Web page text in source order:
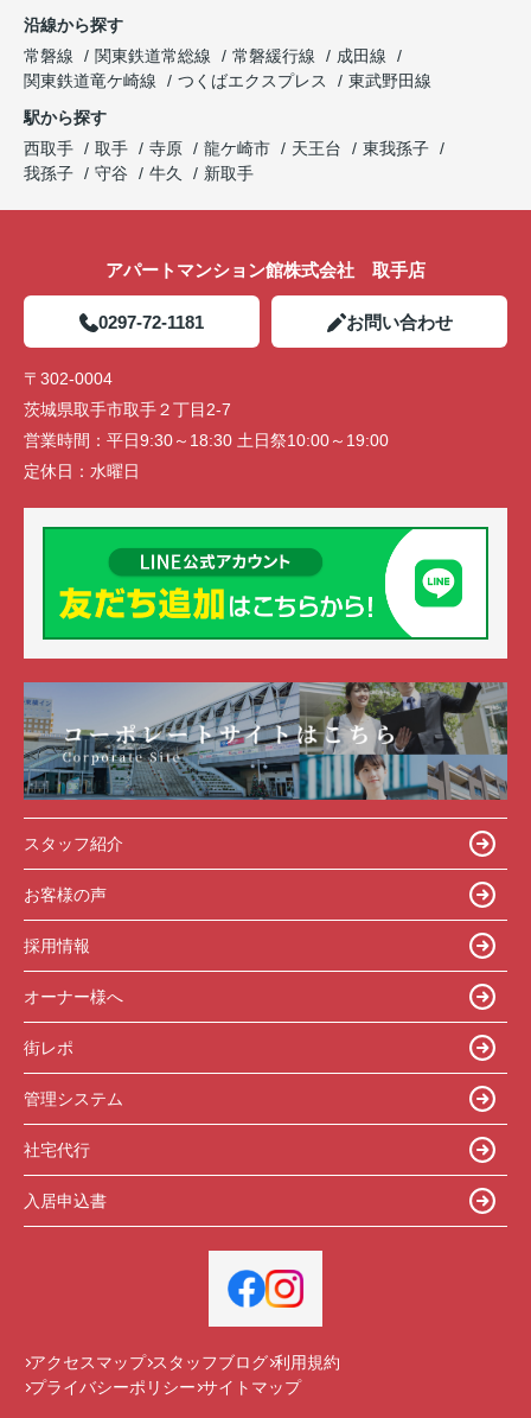
沿線から探す
常磐線
関東鉄道常総線 常磐緩行線
成田線
関東鉄道竜ケ崎線
つくばエクスプレス
東武野田線
駅から探す
西取手
取手 寺原 龍ケ崎市 天王台
東我孫子
我孫子
守谷 牛久 新取手
アパートマンション館株式会社 取手店
0297-72-1181 お問い合わせ
〒302-0004
茨城県取手市取手２丁目2-7
営業時間： 平日9:30～18:30 土日祭10:00～19:00
定休日： 水曜日
スタッフ紹介
お客様の声
採用情報
オーナー様へ
街レポ
管理システム
社宅代行
入居申込書
アクセスマップ スタッフブログ 利用規約
プライバシーポリシー サイトマップ